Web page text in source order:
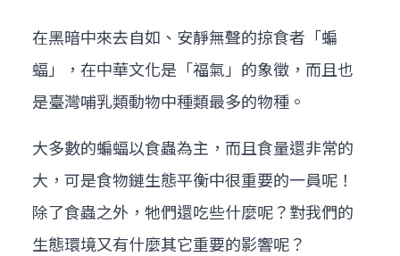
在黑暗中來去自如、安靜無聲的掠食者「蝙
蝠」，在中華文化是「福氣」的象徵，而且也
是臺灣哺乳類動物中種類最多的物種。
大多數的蝙蝠以食蟲為主，而且食量還非常的
大，可是食物鏈生態平衡中很重要的一員呢！
除了食蟲之外，牠們還吃些什麼呢？對我們的
生態環境又有什麼其它重要的影響呢？